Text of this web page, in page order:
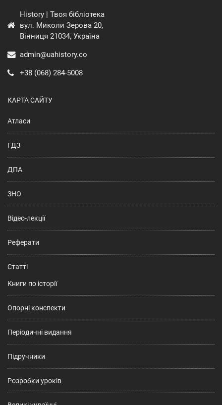
History | Твоя бібліотека
вул. Миколи Зерова 20,
Вінниця 21034, Україна
admin@uahistory.co
+38 (068) 284-5008
КАРТА САЙТУ
Атласи
ГДЗ
ДПА
ЗНО
Відео-лекції
Реферати
Статті
Книги по історії
Опорні конспекти
Періодичні видання
Підручники
Розробки уроків